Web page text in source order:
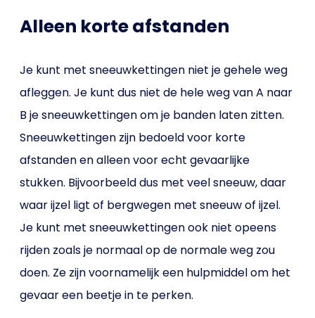
Alleen korte afstanden
Je kunt met sneeuwkettingen niet je gehele weg
afleggen. Je kunt dus niet de hele weg van A naar
B je sneeuwkettingen om je banden laten zitten.
Sneeuwkettingen zijn bedoeld voor korte
afstanden en alleen voor echt gevaarlijke
stukken. Bijvoorbeeld dus met veel sneeuw, daar
waar ijzel ligt of bergwegen met sneeuw of ijzel.
Je kunt met sneeuwkettingen ook niet opeens
rijden zoals je normaal op de normale weg zou
doen. Ze zijn voornamelijk een hulpmiddel om het
gevaar een beetje in te perken.